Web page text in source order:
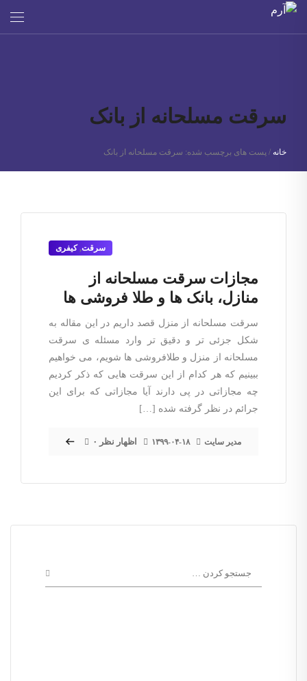
سرقت مسلحانه از بانک
خانه / پست های برچسب شده: سرقت مسلحانه از بانک
سرقت,کیفری
مجازات سرقت مسلحانه از
منازل، بانک ها و طلا فروشی ها
سرقت مسلحانه از منزل قصد داریم در این مقاله به
شکل جزئی تر و دقیق تر وارد مسئله ی سرقت
مسلحانه از منزل و طلافروشی ها شویم، می خواهیم
ببینیم که هر کدام از این سرقت هایی که ذکر کردیم
چه مجازاتی در پی دارند آیا مجازاتی که برای این
جرائم در نظر گرفته شده […]
مدیر سایت ۱۳۹۹-۰۴-۱۸ ۰ اظهار نظر